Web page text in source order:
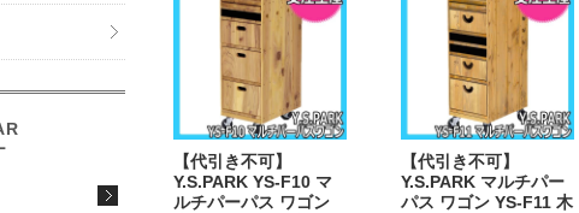
【代引き不可】
Y.S.PARK YS-F10 マ
ルチパーパス ワゴン
【代引き不可】
Y.S.PARK マルチパー
パス ワゴン YS-F11 木